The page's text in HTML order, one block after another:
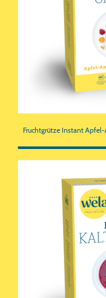
Fruchtgrütze Instant